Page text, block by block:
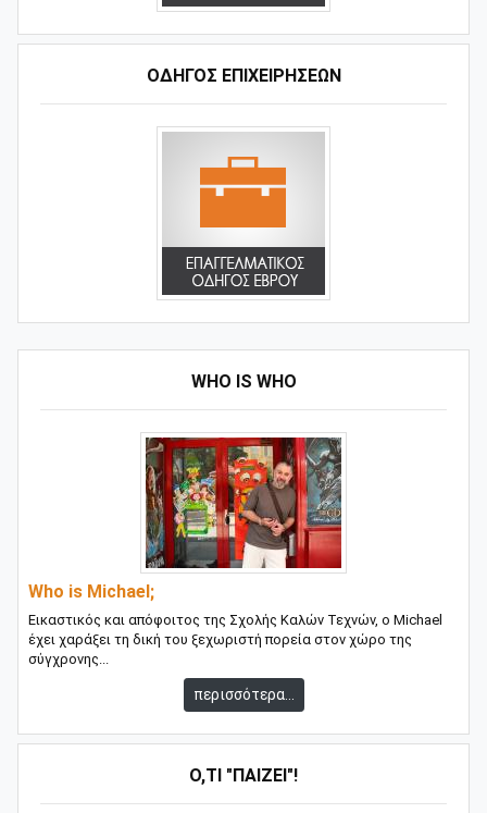
ΟΔΗΓΌΣ ΕΠΙΧΕΙΡΉΣΕΩΝ
WHO IS WHO
Who is Michael;
Εικαστικός και απόφοιτος της Σχολής Καλών Τεχνών, ο Michael
έχει χαράξει τη δική του ξεχωριστή πορεία στον χώρο της
σύγχρονης...
περισσότερα...
Ό,ΤΙ "ΠΑΊΖΕΙ"!